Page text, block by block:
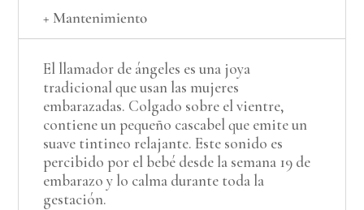
+ Mantenimiento
El llamador de ángeles es una joya
tradicional que usan las mujeres
embarazadas. Colgado sobre el vientre,
contiene un pequeño cascabel que emite un
suave tintineo relajante. Este sonido es
percibido por el bebé desde la semana 19 de
embarazo y lo calma durante toda la
gestación.